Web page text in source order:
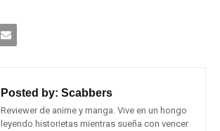
Posted by: Scabbers
Reviewer de anime y manga. Vive en un hongo
leyendo historietas mientras sueña con vencer